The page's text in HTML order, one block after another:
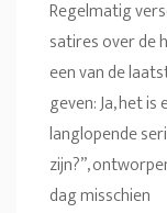
Regelmatig
satires over de
een van de
geven: Ja, het
langlopende
zijn?”,
dag misschien